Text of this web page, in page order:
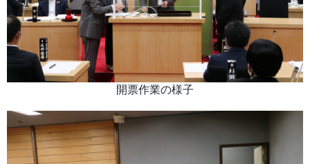
開票作業の様子